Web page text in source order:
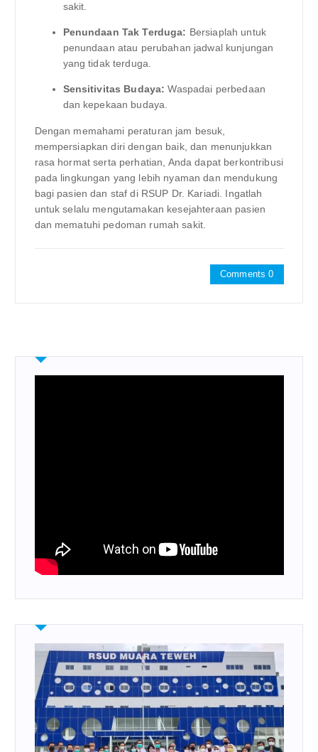
sakit.
Penundaan Tak Terduga: Bersiaplah untuk
penundaan atau perubahan jadwal kunjungan
yang tidak terduga.
Sensitivitas Budaya: Waspadai perbedaan
dan kepekaan budaya.
Dengan memahami peraturan jam besuk,
mempersiapkan diri dengan baik, dan menunjukkan
rasa hormat serta perhatian, Anda dapat berkontribusi
pada lingkungan yang lebih nyaman dan mendukung
bagi pasien dan staf di RSUP Dr. Kariadi. Ingatlah
untuk selalu mengutamakan kesejahteraan pasien
dan mematuhi pedoman rumah sakit.
Comments 0